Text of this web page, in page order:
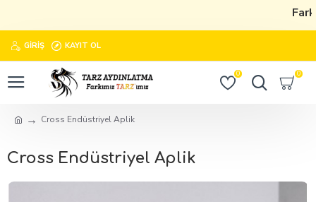
GIRIŞ KAYIT OL
0 0
Cross Endüstriyel Aplik
Cross Endüstriyel Aplik